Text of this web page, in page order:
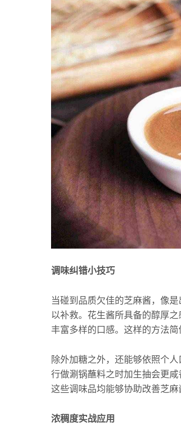
调味纠错小技巧
当碰到品质欠佳的芝麻酱，像
以补救。花生酱所具备的醇厚
丰富多样的口感。这样的方法
除外加糖之外，还能够依照个
行做涮锅蘸料之时加生抽会更
这些调味品均能够协助改善芝麻
浓稠度实战应用